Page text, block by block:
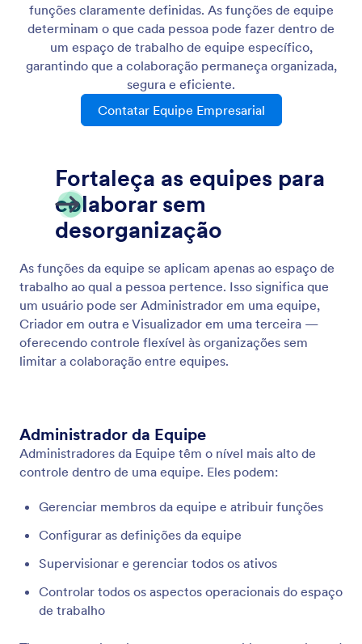
Configurações da Equipe
As Configurações da Equipe oferecem controle
total sobre como seu espaço de trabalho se
apresenta e funciona. Da personalização visual ao
gerenciamento de funções e aos insights sobre
atividades, este painel reúne todas as configurações
essenciais em um único lugar claro e eficiente.
Área de Trabalho da Equipe
Crie espaços de trabalho compartilhados para
equipes dentro da sua organização. Permita que